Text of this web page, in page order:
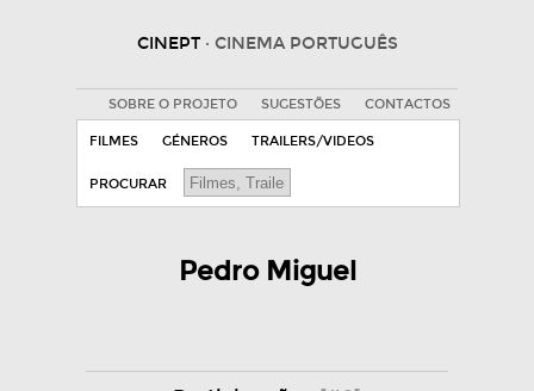
CINEPT · CINEMA PORTUGUÊS
SOBRE O PROJETO SUGESTÕES CONTACTOS
FILMES GÉNEROS TRAILERS/VIDEOS
PROCURAR
Pedro Miguel